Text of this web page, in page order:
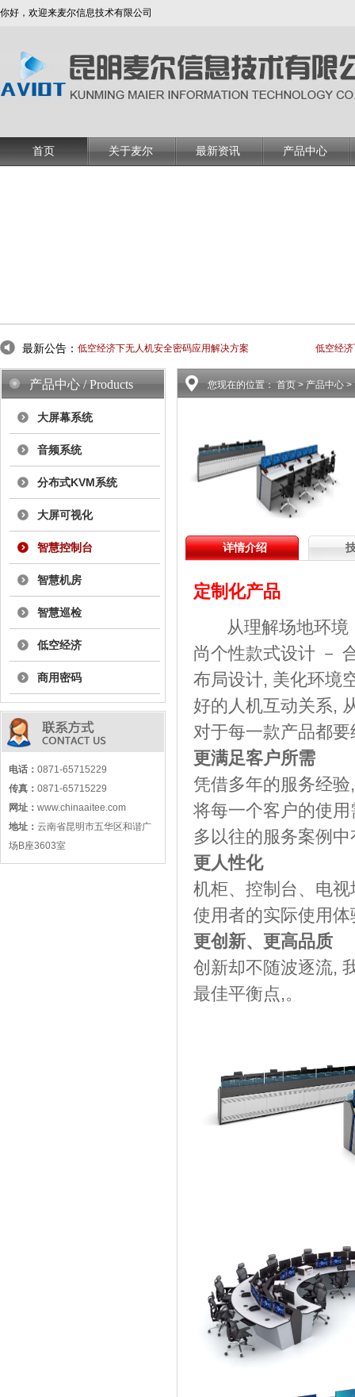
你好，欢迎来麦尔信息技术有限公司
首页 关于麦尔 最新资讯 产品中心
最新公告： 低空经济下无人机安全密码应用解决方案 低空经
产品中心 / Products
大屏幕系统
音频系统
分布式KVM系统
大屏可视化
智慧控制台
智慧机房
智慧巡检
低空经济
商用密码
电话： 0871-65715229
传真： 0871-65715229
网址： www.chinaaitee.com
地址： 云南省昆明市五华区和谐广
场B座3603室
您现在的位置： 首页 > 产品中心 >
详情介绍
定制化产品
从理解场地环境
尚个性款式设计 －
布局设计, 美化环境
好的人机互动关系,
对于每一款产品都
更满足客户所需
凭借多年的服务经
将每一个客户的使
多以往的服务案例
更人性化
机柜、控制台、电
使用者的实际使用
更创新、更高品质
创新却不随波逐流,
最佳平衡点,。